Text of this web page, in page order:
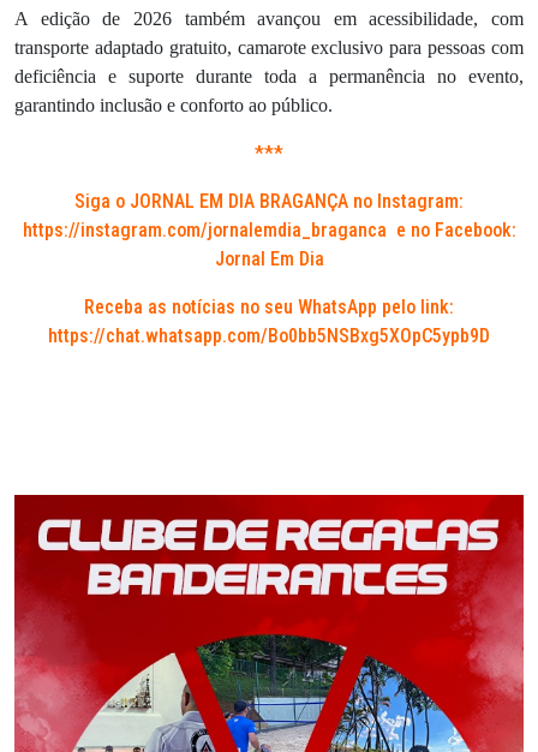
A edição de 2026 também avançou em acessibilidade, com
transporte adaptado gratuito, camarote exclusivo para pessoas com
deficiência e suporte durante toda a permanência no evento,
garantindo inclusão e conforto ao público.
***
Siga o JORNAL EM DIA BRAGANÇA no Instagram:
https://instagram.com/jornalemdia_braganca e no Facebook:
Jornal Em Dia
Receba as notícias no seu WhatsApp pelo link:
https://chat.whatsapp.com/Bo0bb5NSBxg5XOpC5ypb9D